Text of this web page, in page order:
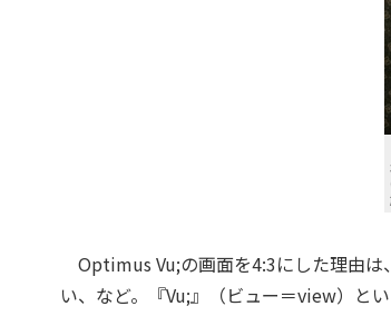
Optimus Vu;の画面を4:3にした理由は
い、など。『Vu;』（ビュー＝view）と